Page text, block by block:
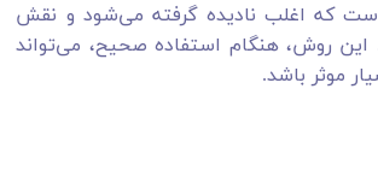
که اغلب نادیده گرفته می‌شود و نقش
این روش، هنگام استفاده صحیح، می‌تواند
موثر باشد.